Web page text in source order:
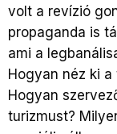
volt a revízió
propaganda is
ami a
Hogyan néz ki
Hogyan
turizmust?